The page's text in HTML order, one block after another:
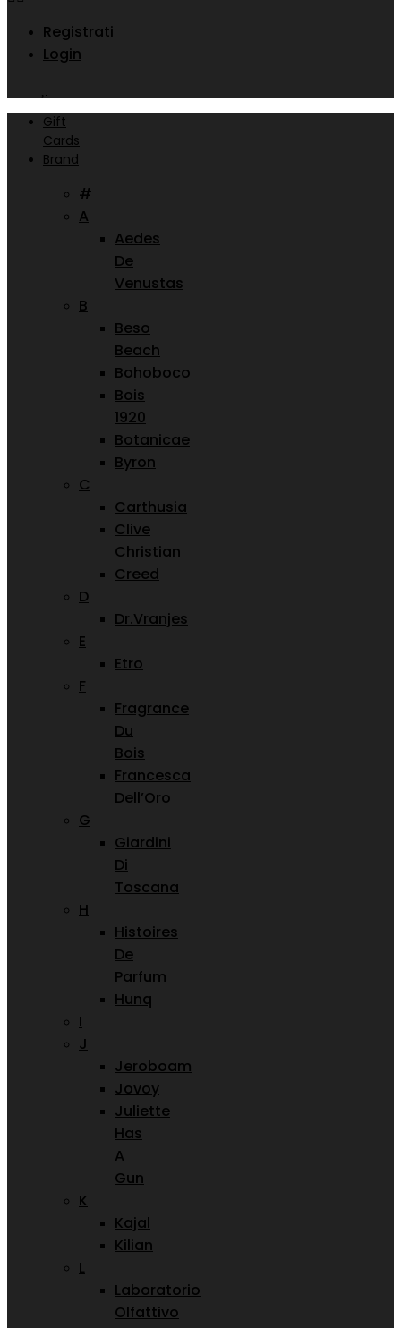
Registrati
Login
Gift
Cards
Brand
#
A
Aedes
De
Venustas
B
Beso
Beach
Bohoboco
Bois
1920
Botanicae
Byron
C
Carthusia
Clive
Christian
Creed
D
Dr.Vranjes
E
Etro
F
Fragrance
Du
Bois
Francesca
Dell’Oro
G
Giardini
Di
Toscana
H
Histoires
De
Parfum
Hunq
I
J
Jeroboam
Jovoy
Juliette
Has
A
Gun
K
Kajal
Kilian
L
Laboratorio
Olfattivo